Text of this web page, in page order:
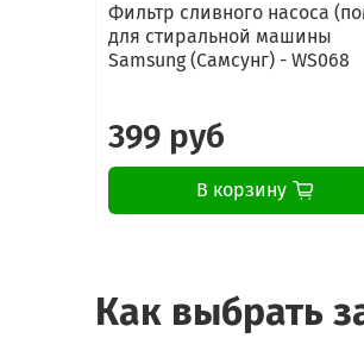
Фильтр сливного насоса
для стиральной машины
Samsung (Самсунг) - WS068
399 руб
В корзину
Как выбрать